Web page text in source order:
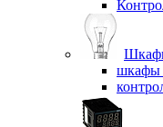
шкафы